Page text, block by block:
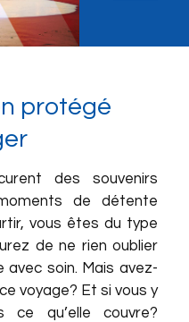
protégé
des souvenirs
de détente
vous êtes du type
de ne rien oublier
soin. Mais avez-
voyage? Et si vous y
ce qu’elle couvre?